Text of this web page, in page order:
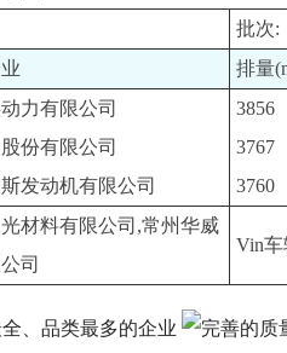
批次:
排量
力有限公司
份有限公司
发动机有限公司
3856
3767
3760
材料有限公司,常州华威
司
Vin车